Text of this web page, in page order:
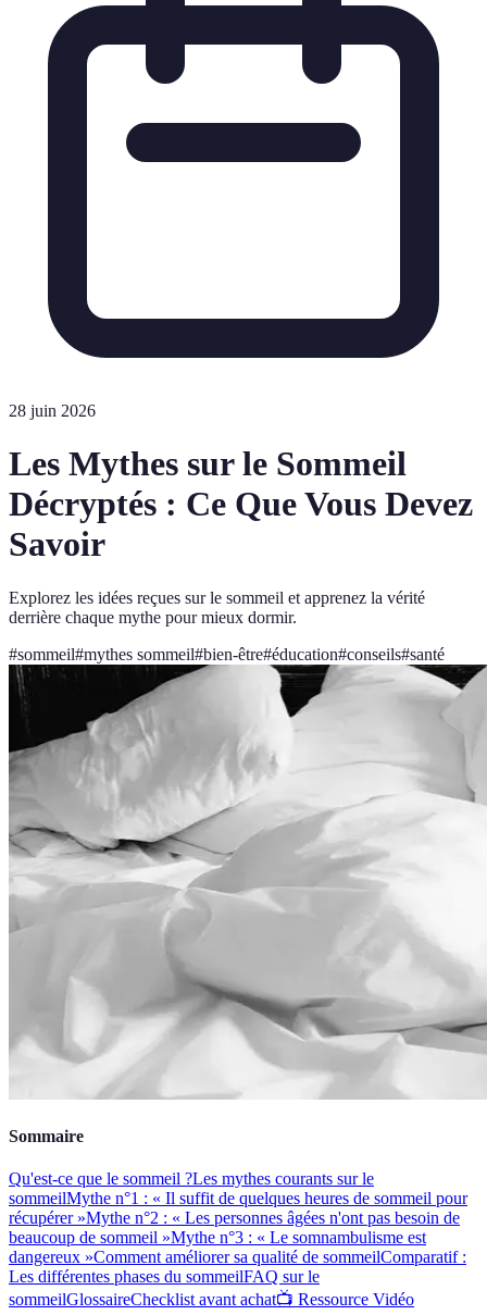
28 juin 2026
Les Mythes sur le Sommeil
Décryptés : Ce Que Vous Devez
Savoir
Explorez les idées reçues sur le sommeil et apprenez la vérité
derrière chaque mythe pour mieux dormir.
#sommeil#mythes sommeil#bien-être#éducation#conseils#santé
Sommaire
Qu'est-ce que le sommeil ?Les mythes courants sur le
sommeilMythe n°1 : « Il suffit de quelques heures de sommeil pour
récupérer »Mythe n°2 : « Les personnes âgées n'ont pas besoin de
beaucoup de sommeil »Mythe n°3 : « Le somnambulisme est
dangereux »Comment améliorer sa qualité de sommeilComparatif :
Les différentes phases du sommeilFAQ sur le
sommeilGlossaireChecklist avant achat📺 Ressource Vidéo